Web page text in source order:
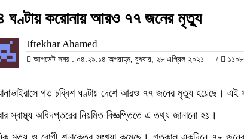
ঘণ্টায় করোনায় আরও ৭৭ জনের মৃত্যু
Iftekhar Ahamed
আপডেট সময় : ০৪:২৯:১৪ অপরাহ্ন, বুধবার, ২৮ এপ্রিল ২০২১ /
গত চব্বিশ ঘণ্টায় দেশে আরও ৭৭ জনের মৃত্যু হয়েছে।
স্বাস্থ্য অধিদপ্তরের নিয়মিত বিজ্ঞপ্তিতে এ তথ্য জানানো হয়।